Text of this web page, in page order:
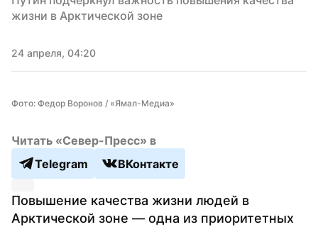
жизни в Арктической зоне
24 апреля, 04:20
Фото: Федор Воронов / «Ямал-Медиа»
Читать «Север-Пресс» в
Telegram
ВКонтакте
Повышение качества жизни людей в
Арктической зоне — одна из приоритетных